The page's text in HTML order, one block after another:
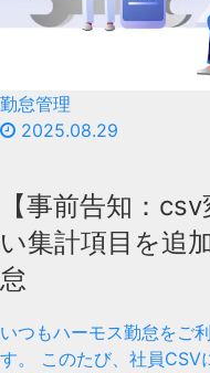
勤怠管理
2025.08.29
【事前告知：
い集計項目を追
怠
いつもハーモス勤怠をご
す。 このたび、社員CSV